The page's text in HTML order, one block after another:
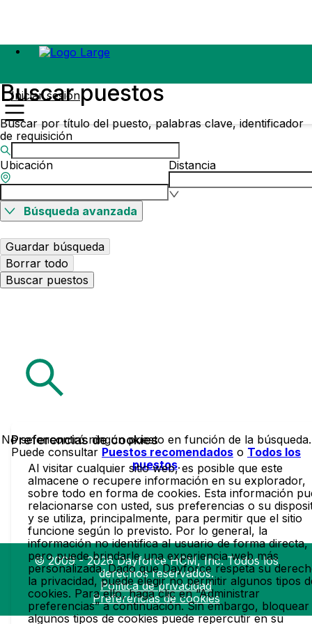
Iniciar sesión
Buscar puestos
Buscar por título del puesto, palabras clave, identificador
de requisición
Ubicación Distancia
Búsqueda avanzada
Guardar búsqueda
Borrar todo
Buscar puestos
No se encontró ningún puesto en función de la búsqueda.
Puede consultar Puestos recomendados o Todos los
puestos.
© 2009 - 2026 Dayforce HCM, Inc. Todos los
derechos reservados.
Política de privacidad
Preferencias de cookies
Preferencias de cookies
Al visitar cualquier sitio web, es posible que este
almacene o recupere información en su explorador,
sobre todo en forma de cookies. Esta información
relacionarse con usted, sus preferencias o su
y se utiliza, principalmente, para permitir que el sitio
funcione según lo previsto. Por lo general, la
información no identifica al usuario de forma directa,
pero puede brindarle una experiencia web más
personalizada. Dado que Dayforce respeta su
la privacidad, puede elegir no permitir algunos tipos
cookies. Para ello, haga clic en “Administrar
preferencias” a continuación. Sin embargo, bloquear
algunos tipos de cookies puede repercutir en su